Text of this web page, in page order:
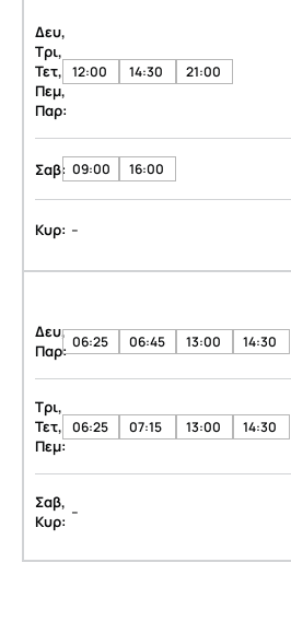
Δευ,
Τρι,
Τετ,
Πεμ,
Παρ:
12:00 14:30 21:00
Σαβ: 09:00 16:00
Κυρ: -
Δευ,
Παρ: 06:25 06:45 13:00 14:30
Τρι,
Τετ,
Πεμ:
06:25 07:15 13:00 14:30
Σαβ,
Κυρ: -